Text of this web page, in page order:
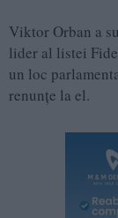
Viktor Orban a
lider al listei
un loc
renunțe la el.